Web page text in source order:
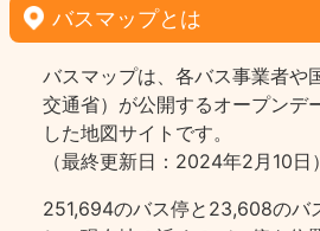
バスマップとは
バスマップは、各バス事業者や
交通省）が公開するオープンデ
した地図サイトです。
（最終更新日：2024年2月10日）
251,694のバス停と23,608のバ